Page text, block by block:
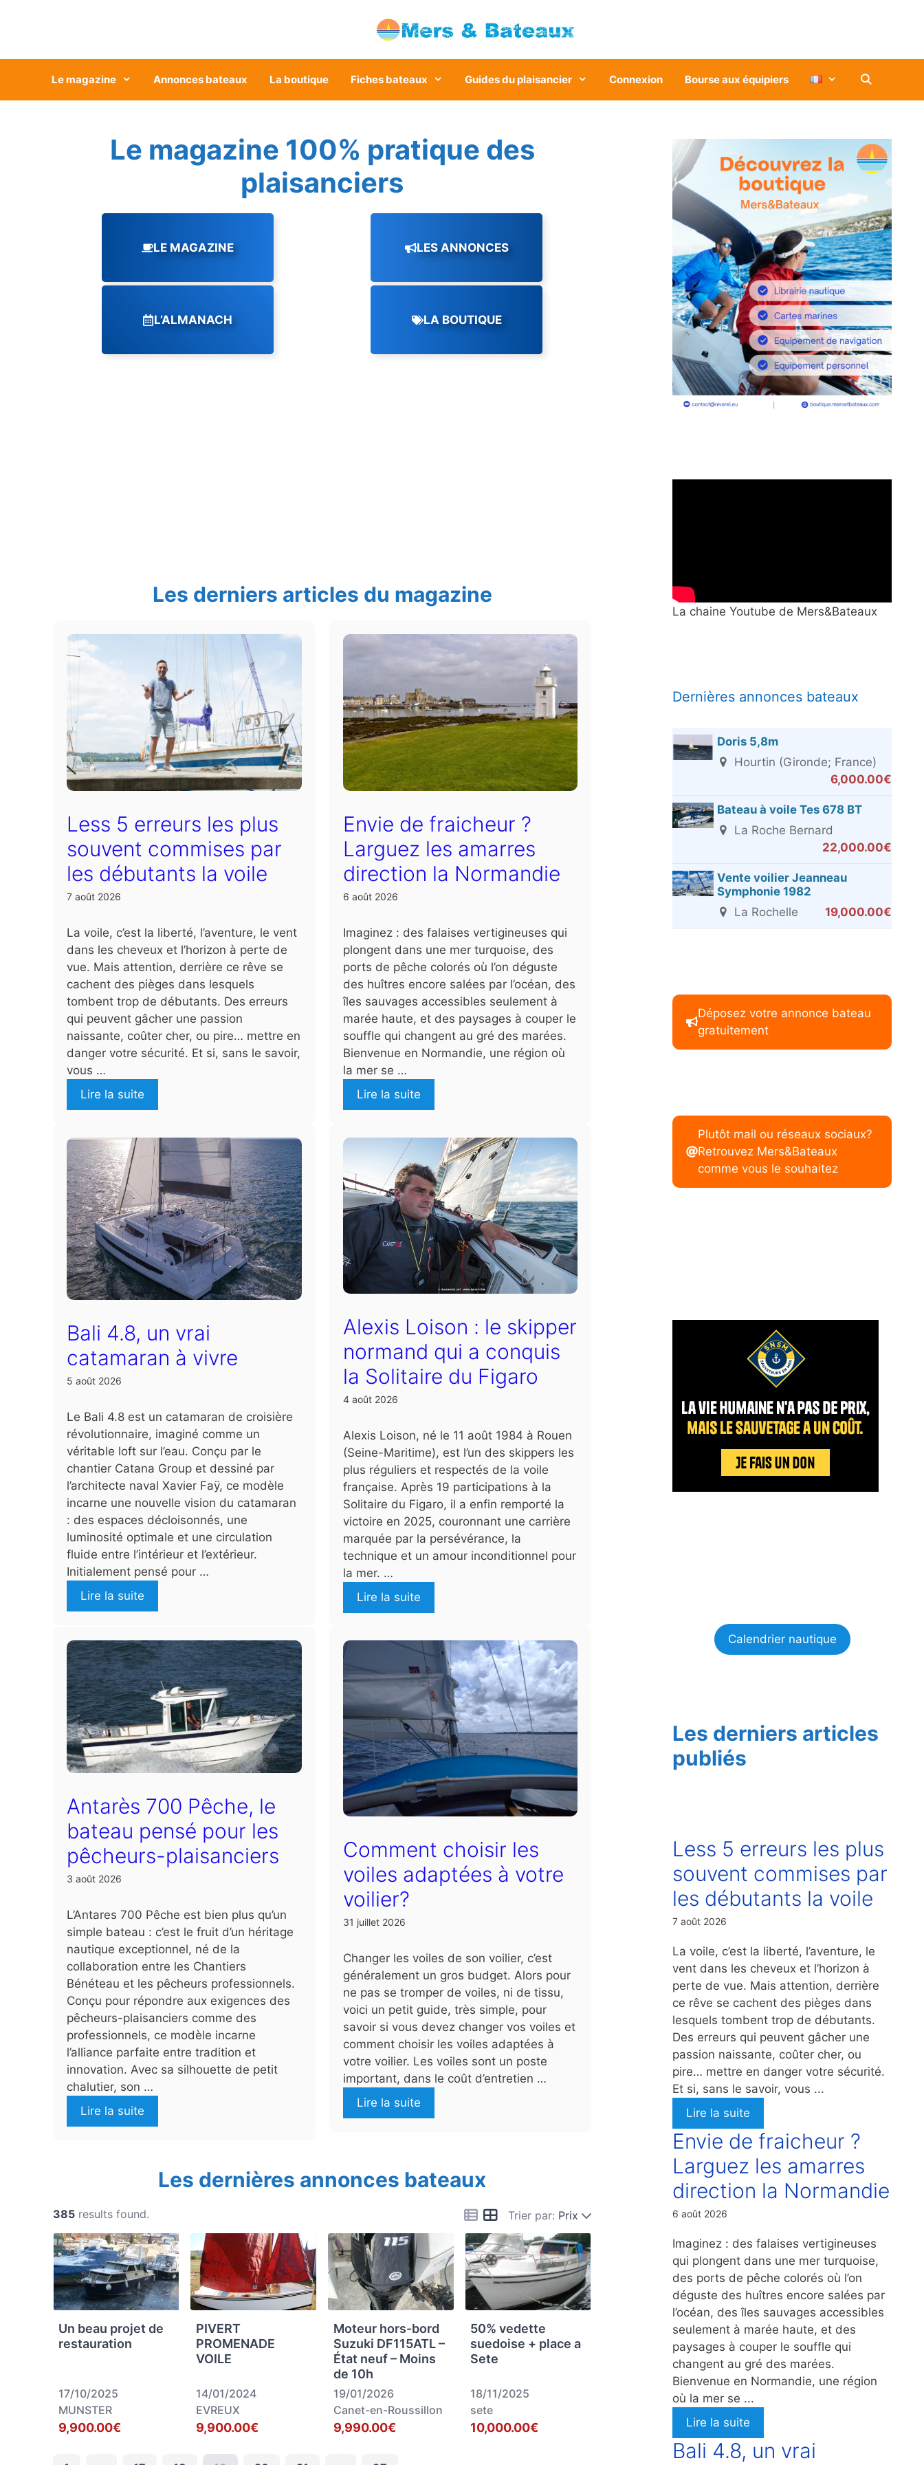
Le magazine Annonces bateaux La boutique Fiches bateaux Guides du plaisancier Connexion Bourse aux équipiers
Le magazine 100% pratique des
plaisanciers
LE MAGAZINE LES ANNONCES
L’ALMANACH LA BOUTIQUE
Les derniers articles du magazine
Less 5 erreurs les plus
souvent commises par
les débutants la voile
7 août 2026
La voile, c’est la liberté, l’aventure, le vent
dans les cheveux et l’horizon à perte de
vue. Mais attention, derrière ce rêve se
cachent des pièges dans lesquels
tombent trop de débutants. Des erreurs
qui peuvent gâcher une passion
naissante, coûter cher, ou pire… mettre en
danger votre sécurité. Et si, sans le savoir,
vous …
Lire la suite
Envie de fraicheur ?
Larguez les amarres
direction la Normandie
6 août 2026
Imaginez : des falaises vertigineuses qui
plongent dans une mer turquoise, des
ports de pêche colorés où l’on déguste
des huîtres encore salées par l’océan, des
îles sauvages accessibles seulement à
marée haute, et des paysages à couper le
souffle qui changent au gré des marées.
Bienvenue en Normandie, une région où
la mer se …
Lire la suite
Bali 4.8, un vrai
catamaran à vivre
5 août 2026
Le Bali 4.8 est un catamaran de croisière
révolutionnaire, imaginé comme un
véritable loft sur l’eau. Conçu par le
chantier Catana Group et dessiné par
l’architecte naval Xavier Faÿ, ce modèle
incarne une nouvelle vision du catamaran
: des espaces décloisonnés, une
luminosité optimale et une circulation
fluide entre l’intérieur et l’extérieur.
Initialement pensé pour …
Lire la suite
Alexis Loison : le skipper
normand qui a conquis
la Solitaire du Figaro
4 août 2026
Alexis Loison, né le 11 août 1984 à Rouen
(Seine-Maritime), est l’un des skippers les
plus réguliers et respectés de la voile
française. Après 19 participations à la
Solitaire du Figaro, il a enfin remporté la
victoire en 2025, couronnant une carrière
marquée par la persévérance, la
technique et un amour inconditionnel pour
la mer. …
Lire la suite
Antarès 700 Pêche, le
bateau pensé pour les
pêcheurs-plaisanciers
3 août 2026
L’Antares 700 Pêche est bien plus qu’un
simple bateau : c’est le fruit d’un héritage
nautique exceptionnel, né de la
collaboration entre les Chantiers
Bénéteau et les pêcheurs professionnels.
Conçu pour répondre aux exigences des
pêcheurs-plaisanciers comme des
professionnels, ce modèle incarne
l’alliance parfaite entre tradition et
innovation. Avec sa silhouette de petit
chalutier, son …
Lire la suite
Comment choisir les
voiles adaptées à votre
voilier?
31 juillet 2026
Changer les voiles de son voilier, c’est
généralement un gros budget. Alors pour
ne pas se tromper de voiles, ni de tissu,
voici un petit guide, très simple, pour
savoir si vous devez changer vos voiles et
comment choisir les voiles adaptées à
votre voilier. Les voiles sont un poste
important, dans le coût d’entretien …
Lire la suite
Les dernières annonces bateaux
Trier par: Prix
385 results found.
Un beau projet de
restauration
17/10/2025
MUNSTER
9,900.00€
PIVERT
PROMENADE
VOILE
14/01/2024
EVREUX
9,900.00€
Moteur hors-bord
Suzuki DF115ATL –
État neuf – Moins
de 10h
19/01/2026
Canet-en-Roussillon
9,990.00€
50% vedette
suedoise + place a
Sete
18/11/2025
sete
10,000.00€
La chaine Youtube de Mers&Bateaux
Dernières annonces bateaux
Doris 5,8m
Hourtin (Gironde; France)
6,000.00€
Bateau à voile Tes 678 BT
La Roche Bernard
22,000.00€
Vente voilier Jeanneau
Symphonie 1982
La Rochelle
19,000.00€
Déposez votre annonce bateau
gratuitement
Plutôt mail ou réseaux sociaux?
Retrouvez Mers&Bateaux
comme vous le souhaitez
Calendrier nautique
Les derniers articles
publiés
Less 5 erreurs les plus
souvent commises par
les débutants la voile
7 août 2026
La voile, c’est la liberté, l’aventure, le
vent dans les cheveux et l’horizon à
perte de vue. Mais attention, derrière
ce rêve se cachent des pièges dans
lesquels tombent trop de débutants.
Des erreurs qui peuvent gâcher une
passion naissante, coûter cher, ou
pire… mettre en danger votre sécurité.
Et si, sans le savoir, vous ...
Lire la suite
Envie de fraicheur ?
Larguez les amarres
direction la Normandie
6 août 2026
Imaginez : des falaises vertigineuses
qui plongent dans une mer turquoise,
des ports de pêche colorés où l’on
déguste des huîtres encore salées par
l’océan, des îles sauvages accessibles
seulement à marée haute, et des
paysages à couper le souffle qui
changent au gré des marées.
Bienvenue en Normandie, une région
où la mer se ...
Lire la suite
Bali 4.8, un vrai